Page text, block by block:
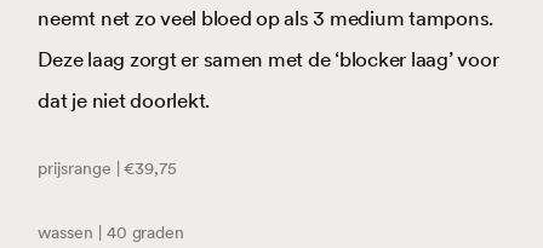
neemt net zo veel bloed op als 3 medium tampons.
Deze laag zorgt er samen met de ‘blocker laag’ voor
dat je niet doorlekt.
prijsrange | €39,75
wassen | 40 graden